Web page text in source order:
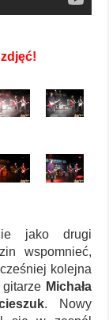
jako drugi
wspomnieć,
kolejna
Michała
. Nowy